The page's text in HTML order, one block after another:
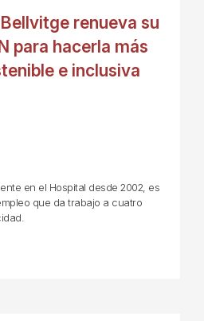
renueva su
para hacerla más
e inclusiva
en el Hospital desde 2002, es
que da trabajo a cuatro